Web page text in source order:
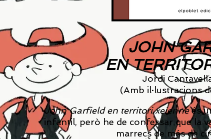
JOHN
EN
Jordi
(Amb il·lustracions
John Garfield en territori xeienneés
infantil, però he de confessar que la
marrecs de més de